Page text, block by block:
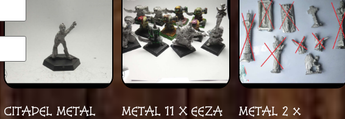
CITADEL METAL
METAL 11 X EEZA
METAL 2 x